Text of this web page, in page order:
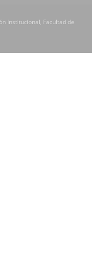
Institucional, Facultad de